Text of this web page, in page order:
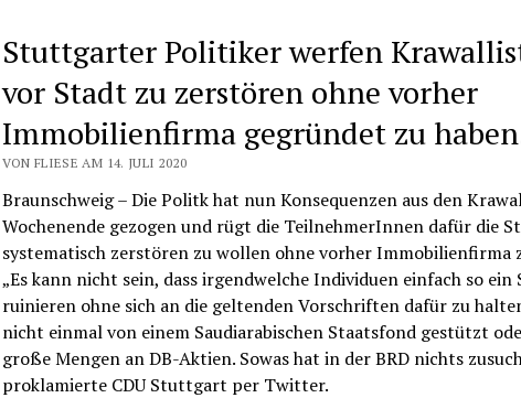
Stuttgarter Politiker werfen
vor Stadt zu zerstören ohne vorher
Immobilienfirma gegründet zu
VON FLIESE AM 14. JULI 2020
Braunschweig – Die Politk hat nun Konsequenzen aus den
Wochenende gezogen und rügt die TeilnehmerInnen dafür die
systematisch zerstören zu wollen ohne vorher Immobilienfirma
„Es kann nicht sein, dass irgendwelche Individuen einfach so
ruinieren ohne sich an die geltenden Vorschriften dafür zu
nicht einmal von einem Saudiarabischen Staatsfond gestützt
große Mengen an DB-Aktien. Sowas hat in der BRD nichts
proklamierte CDU Stuttgart per Twitter.